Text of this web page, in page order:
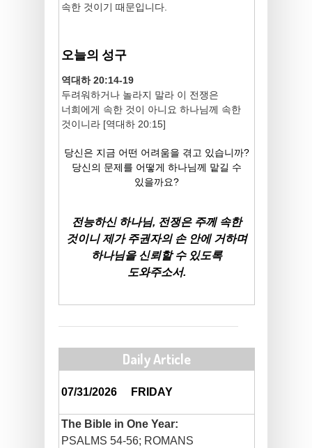
속한 것이기 때문입니다.
오늘의 성구
역대하 20:14-19
두려워하거나 놀라지 말라 이 전쟁은
너희에게 속한 것이 아니요 하나님께 속한
것이니라 [역대하 20:15]
당신은 지금 어떤 어려움을 겪고 있습니까?
당신의 문제를 어떻게 하나님께 맡길 수
있을까요?
전능하신 하나님, 전쟁은 주께 속한
것이니 제가 주권자의 손 안에 거하며
하나님을 신뢰할 수 있도록
도와주소서.
Daily Article
07/31/2026FRIDAY
The Bible in One Year:
PSALMS 54-56; ROMANS